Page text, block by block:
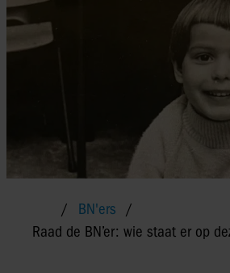
BN'ers
Raad de BN’er: wie staat er op